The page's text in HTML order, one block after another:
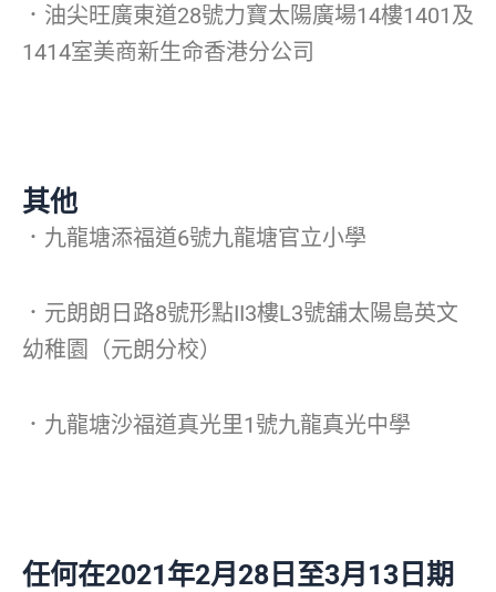
．油尖旺廣東道28號力寶太陽廣場14樓1401及
1414室美商新生命香港分公司
其他
．九龍塘添福道6號九龍塘官立小學
．元朗朗日路8號形點II3樓L3號舖太陽島英文
幼稚園（元朗分校）
．九龍塘沙福道真光里1號九龍真光中學
任何在2021年2月28日至3月13日期